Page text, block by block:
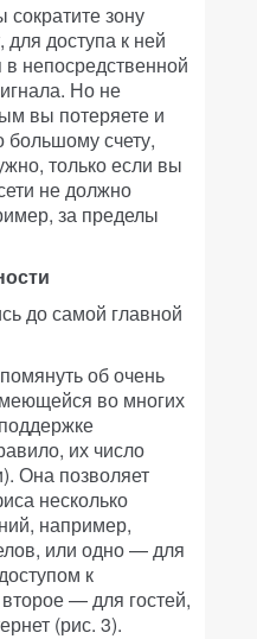
зону
для доступа к ней
в непосредственной
Но не
вы потеряете и
большому счету,
только если вы
не должно
за пределы
до самой главной
об очень
во многих
их число
Она позволяет
несколько
например,
или одно — для
к
— для гостей,
(рис. 3).